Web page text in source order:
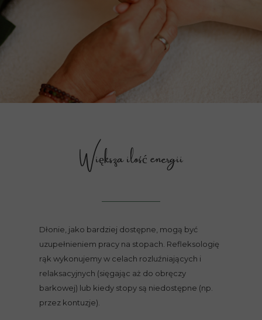
Większa ilość energii
Dłonie, jako bardziej dostępne, mogą być
uzupełnieniem pracy na stopach. Refleksologię
rąk wykonujemy w celach rozluźniających i
relaksacyjnych (sięgając aż do obręczy
barkowej) lub kiedy stopy są niedostępne (np.
przez kontuzje).